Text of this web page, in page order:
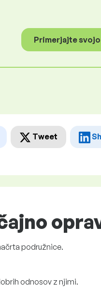
Primerjajte
Tweet
podružnice.
odnosov z njimi.